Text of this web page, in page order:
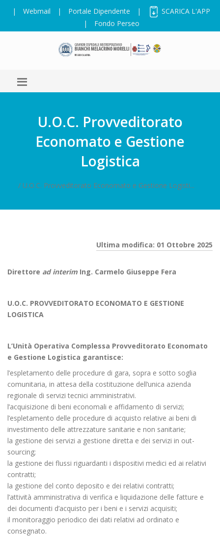
| Webmail | Portale Dipendente |
SCARICA L'APP
|
Fondo Perseo
U.O.C. Provveditorato
Economato e Gestione
Logistica
/ U.O.C. Provveditorato Economato e Gestione Logisti...
Ultima modifica: 01 Ottobre 2025
Direttore ad interim Ing. Carmelo Giuseppe Fera
U.O.C. PROVVEDITORATO ECONOMATO E GESTIONE
LOGISTICA
L’Unità Operativa Complessa Provveditorato Economato
e Gestione Logistica garantisce:
l’espletamento delle procedure di gara, sopra e sotto soglia
comunitaria, in attesa della costituzione dell’unica azienda
regionale di servizi tecnici amministrativi.
l’acquisizione di beni economali e affidamento di servizi;
l’espletamento delle procedure di acquisto relative ai beni di
investimento delle attrezzature sanitarie e non sanitarie;
la gestione dei servizi a gestione diretta e dei servizi in out-
sourcing;
la gestione dei flussi riguardanti i dispositivi medici ed ai relativi
contratti;
la gestione del conto deposito e dei relativi contratti;
l’attività amministrativa di verifica e liquidazione delle fatture e
dei documenti d’acquisto per i beni e i servizi acquisiti;
il monitoraggio periodico dei dati relativi ad ordinato e
consegnato.